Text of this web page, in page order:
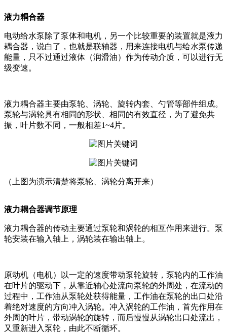
液力耦合器
电动给水泵除了泵体和电机，另一个比较重要的装置就是液力
耦合器，说白了，也就是联轴器，用来连接电机与给水泵传递
能量，只不过通过液体（润滑油）作为传动介质，可以进行无
级变速。
液力耦合器主要由泵轮、涡轮、旋转内套、勺管等部件组成。
泵轮与涡轮具有相同的形状、相同的有效直径，为了避免共
振，叶片数不同，一般相差1~4片。
（上图为演示清楚将泵轮、涡轮分离开来）
液力耦合器调节原理
液力耦合器的传动主要通过泵轮和涡轮的相互作用来进行。泵
轮安装在输入轴上，涡轮装在输出轴上。
原动机（电机）以一定的速度带动泵轮旋转，泵轮内的工作油
在叶片的驱动下，从靠近轴心处流向泵轮的外周处，在流动的
过程中，工作油从泵轮处获得能量，工作油在泵轮的出口处沿
着绝对速度的方向冲入涡轮。冲入涡轮的工作油，首先作用在
外周的叶片，带动涡轮的旋转，而后慢慢从涡轮出口处流出，
又重新进入泵轮，由此不断循环。